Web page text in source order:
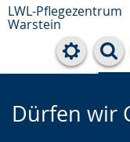
LWL-Pflegezentrum
Warstein
Dürfen wir